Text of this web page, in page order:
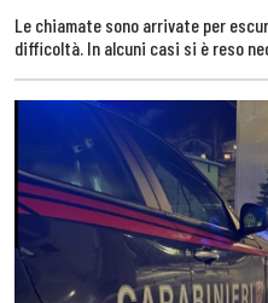
Le chiamate sono arrivate per
difficoltà. In alcuni casi si è reso